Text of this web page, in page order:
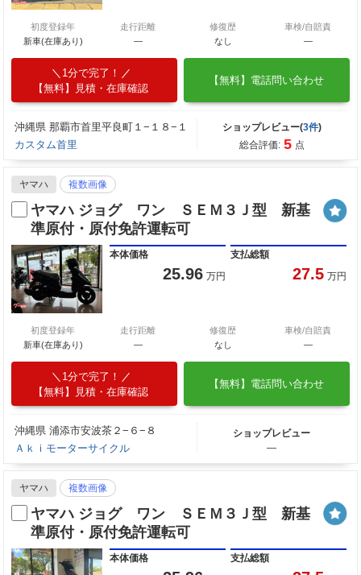
初度登録年
新車(在庫あり)
走行距離
―
修復歴
なし
車検/自賠責
―
1分で完了！
【無料】見積・在庫確認
【無料】電話問い合わせ
沖縄県 那覇市首里平良町１−１８−１
カスタム首里
ショップレビュー(3件)
総合評価: 5 点
ヤマハ 複数画像
ヤマハ ジョグ ワン ＳＥＭ３Ｊ型 新基
準原付・原付免許運転可
本体価格
25.96 万円
支払総額
27.5 万円
初度登録年
新車(在庫あり)
走行距離
―
修復歴
なし
車検/自賠責
―
1分で完了！
【無料】見積・在庫確認
【無料】電話問い合わせ
沖縄県 浦添市安波茶２−６−８
Ａｋｉモーターサイクル
ショップレビュー
―
ヤマハ 複数画像
ヤマハ ジョグ ワン ＳＥＭ３Ｊ型 新基
準原付・原付免許運転可
本体価格 支払総額